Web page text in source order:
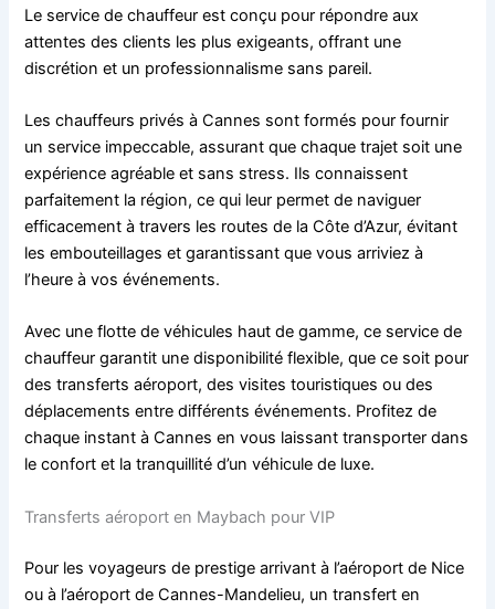
Le service de chauffeur est conçu pour répondre aux
attentes des clients les plus exigeants, offrant une
discrétion et un professionnalisme sans pareil.
Les chauffeurs privés à Cannes sont formés pour fournir
un service impeccable, assurant que chaque trajet soit une
expérience agréable et sans stress. Ils connaissent
parfaitement la région, ce qui leur permet de naviguer
efficacement à travers les routes de la Côte d’Azur, évitant
les embouteillages et garantissant que vous arriviez à
l’heure à vos événements.
Avec une flotte de véhicules haut de gamme, ce service de
chauffeur garantit une disponibilité flexible, que ce soit pour
des transferts aéroport, des visites touristiques ou des
déplacements entre différents événements. Profitez de
chaque instant à Cannes en vous laissant transporter dans
le confort et la tranquillité d’un véhicule de luxe.
Transferts aéroport en Maybach pour VIP
Pour les voyageurs de prestige arrivant à l’aéroport de Nice
ou à l’aéroport de Cannes-Mandelieu, un transfert en